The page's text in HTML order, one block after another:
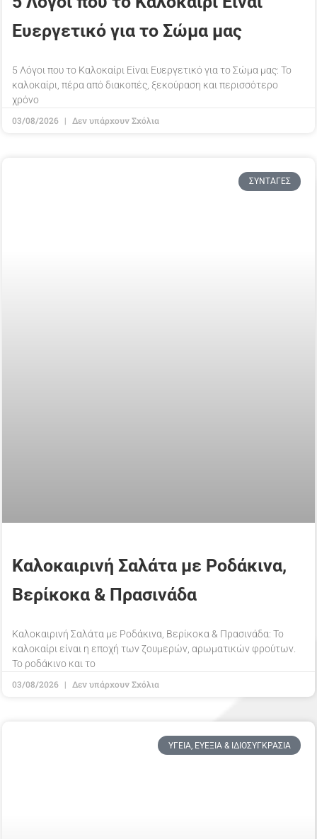
Ευεργετικό για το Σώμα μας
5 Λόγοι που το Καλοκαίρι Είναι Ευεργετικό για το Σώμα μας: Το
καλοκαίρι, πέρα από διακοπές, ξεκούραση και περισσότερο
χρόνο
03/08/2026
Δεν υπάρχουν Σχόλια
ΣΥΝΤΑΓΈΣ
Καλοκαιρινή Σαλάτα με Ροδάκινα,
Βερίκοκα & Πρασινάδα
Καλοκαιρινή Σαλάτα με Ροδάκινα, Βερίκοκα & Πρασινάδα: Το
καλοκαίρι είναι η εποχή των ζουμερών, αρωματικών φρούτων.
Το ροδάκινο και το
03/08/2026
Δεν υπάρχουν Σχόλια
ΥΓΕΊΑ, ΕΥΕΞΊΑ & ΙΔΙΟΣΥΓΚΡΑΣΊΑ